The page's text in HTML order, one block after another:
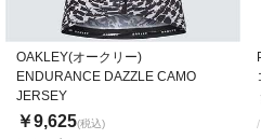
OAKLEY(オークリー)
ENDURANCE DAZZLE CAMO
JERSEY
￥9,625(税込)